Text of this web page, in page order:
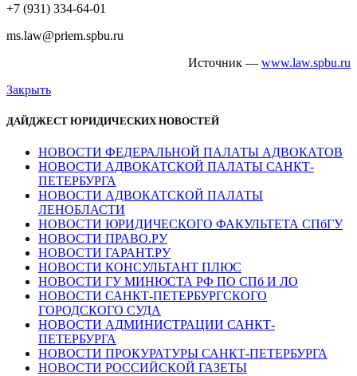
+7 (931) 334-64-01
ms.law@priem.spbu.ru
Источник — www.law.spbu.ru
Закрыть
ДАЙДЖЕСТ ЮРИДИЧЕСКИХ НОВОСТЕЙ
НОВОСТИ ФЕДЕРАЛЬНОЙ ПАЛАТЫ АДВОКАТОВ
НОВОСТИ АДВОКАТСКОЙ ПАЛАТЫ САНКТ-
ПЕТЕРБУРГА
НОВОСТИ АДВОКАТСКОЙ ПАЛАТЫ
ЛЕНОБЛАСТИ
НОВОСТИ ЮРИДИЧЕСКОГО ФАКУЛЬТЕТА СПбГУ
НОВОСТИ ПРАВО.РУ
НОВОСТИ ГАРАНТ.РУ
НОВОСТИ КОНСУЛЬТАНТ ПЛЮС
НОВОСТИ ГУ МИНЮСТА РФ ПО СПб И ЛО
НОВОСТИ САНКТ-ПЕТЕРБУРГСКОГО
ГОРОДСКОГО СУДА
НОВОСТИ АДМИНИСТРАЦИИ САНКТ-
ПЕТЕРБУРГА
НОВОСТИ ПРОКУРАТУРЫ САНКТ-ПЕТЕРБУРГА
НОВОСТИ РОССИЙСКОЙ ГАЗЕТЫ